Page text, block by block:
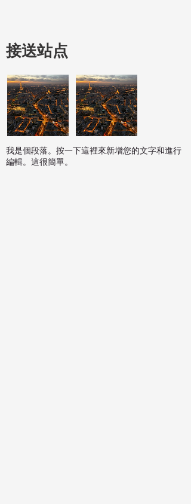
接送站点
我是個段落。按一下這裡來新增您的文字和進行
編輯。這很簡單。